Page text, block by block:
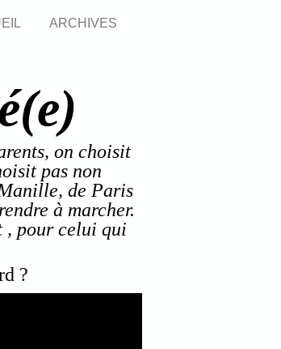
ARCHIVES
on choisit
pas non
de Paris
à marcher.
, pour celui qui
?